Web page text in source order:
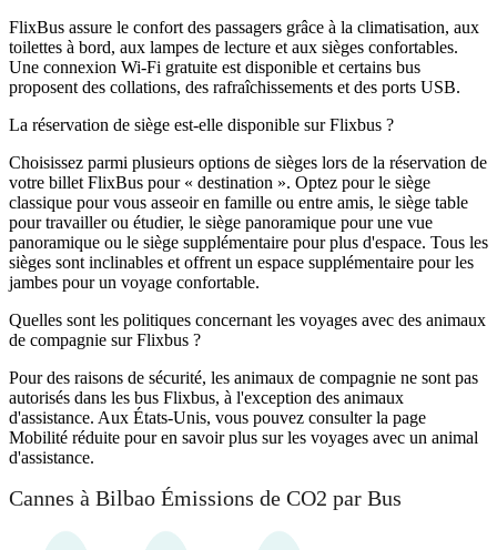
FlixBus assure le confort des passagers grâce à la climatisation, aux
toilettes à bord, aux lampes de lecture et aux sièges confortables.
Une connexion Wi-Fi gratuite est disponible et certains bus
proposent des collations, des rafraîchissements et des ports USB.
La réservation de siège est-elle disponible sur Flixbus ?
Choisissez parmi plusieurs options de sièges lors de la réservation de
votre billet FlixBus pour « destination ». Optez pour le siège
classique pour vous asseoir en famille ou entre amis, le siège table
pour travailler ou étudier, le siège panoramique pour une vue
panoramique ou le siège supplémentaire pour plus d'espace. Tous les
sièges sont inclinables et offrent un espace supplémentaire pour les
jambes pour un voyage confortable.
Quelles sont les politiques concernant les voyages avec des animaux
de compagnie sur Flixbus ?
Pour des raisons de sécurité, les animaux de compagnie ne sont pas
autorisés dans les bus Flixbus, à l'exception des animaux
d'assistance. Aux États-Unis, vous pouvez consulter la page
Mobilité réduite pour en savoir plus sur les voyages avec un animal
d'assistance.
Cannes à Bilbao Émissions de CO2 par Bus